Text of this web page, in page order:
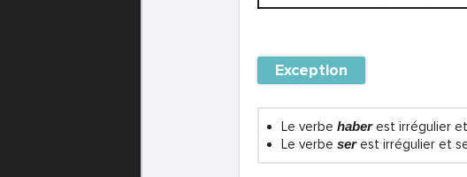
Exception
Le verbe haberest irrégulier
Le verbe serest irrégulier et